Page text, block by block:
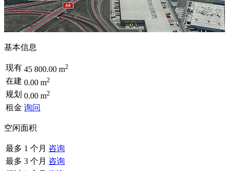
基本信息
现有 45 800.00 m2
在建 0.00 m2
规划 0.00 m2
租金 询问
空闲面积
最多 1 个月 咨询
最多 3 个月 咨询